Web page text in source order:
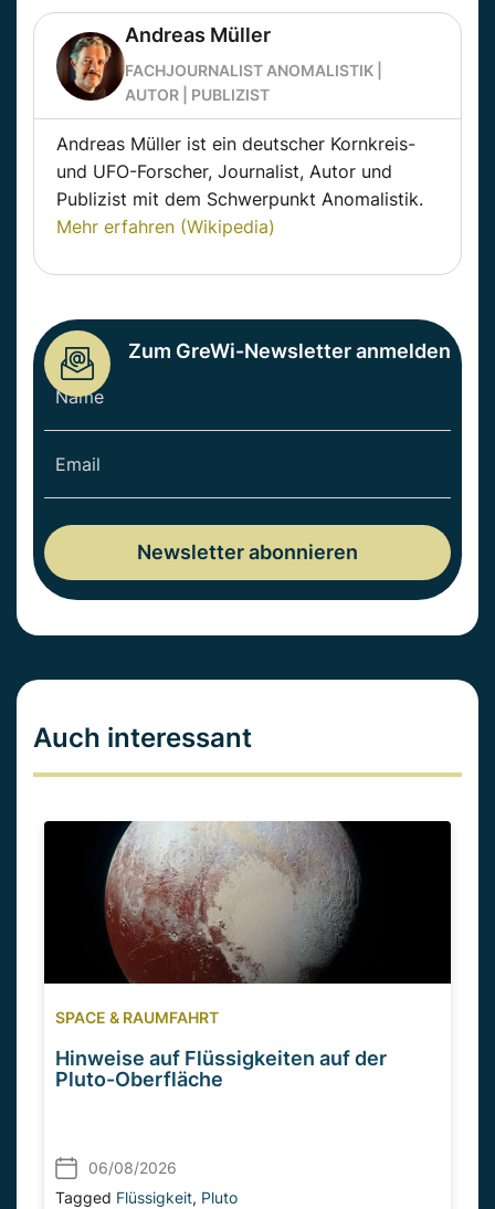
Andreas Müller
FACHJOURNALIST ANOMALISTIK |
AUTOR | PUBLIZIST
Andreas Müller ist ein deutscher Kornkreis-
und UFO-Forscher, Journalist, Autor und
Publizist mit dem Schwerpunkt Anomalistik.
Mehr erfahren (Wikipedia)
Zum GreWi-Newsletter anmelden
Auch interessant
SPACE & RAUMFAHRT
Hinweise auf Flüssigkeiten auf der
Pluto-Oberfläche
06/08/2026
Tagged Flüssigkeit, Pluto